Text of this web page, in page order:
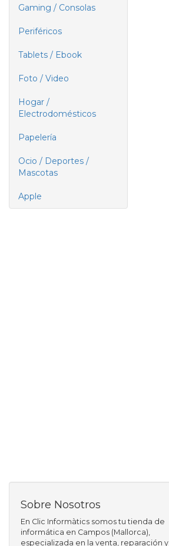
Gaming / Consolas
Periféricos
Tablets / Ebook
Foto / Video
Hogar /
Electrodomésticos
Papelería
Ocio / Deportes /
Mascotas
Apple
Sobre Nosotros
En Clic Informàtics somos tu tienda de
informática en Campos (Mallorca),
especializada en la venta, reparación y